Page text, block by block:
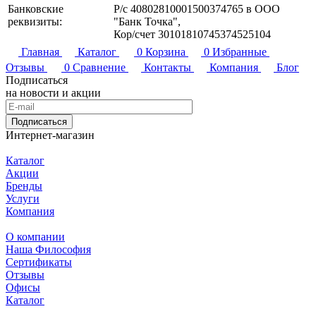
Банковские
реквизиты:
Р/с 40802810001500374765 в ООО
"Банк Точка",
Кор/счет 30101810745374525104
Главная
Каталог 0 Корзина 0 Избранные
Отзывы
0 Сравнение Контакты Компания
Блог
Подписаться
на новости и акции
Подписаться
Интернет-магазин
Каталог
Акции
Бренды
Услуги
Компания
О компании
Наша Философия
Сертификаты
Отзывы
Офисы
Каталог